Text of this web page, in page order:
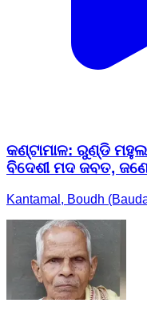
କଣ୍ଟାମାଳ: ରୁଣ୍ଡି
ବିଦେଶୀ ମଦ ଜବତ,
Kantamal, Boudh